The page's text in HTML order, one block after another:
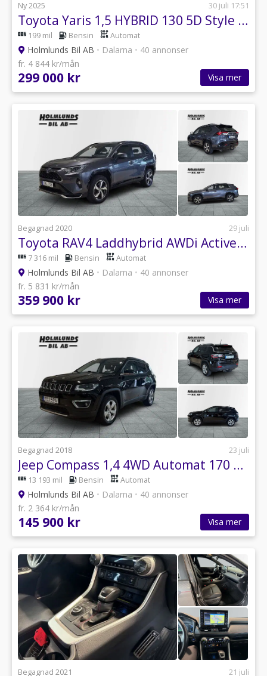
Ny 2025 30 juli 17:51
Toyota Yaris 1,5 HYBRID 130 5D Style Bi-tone
199 mil Bensin Automat
Holmlunds Bil AB • Dalarna • 40 annonser
fr. 4 844 kr/mån
299 000 kr Visa mer
Begagnad 2020 29 juli
Toyota RAV4 Laddhybrid AWDi Active Drag V-hjul
7 316 mil Bensin Automat
Holmlunds Bil AB • Dalarna • 40 annonser
fr. 5 831 kr/mån
359 900 kr Visa mer
Begagnad 2018 23 juli
Jeep Compass 1,4 4WD Automat 170 hk V-hjul
13 193 mil Bensin Automat
Holmlunds Bil AB • Dalarna • 40 annonser
fr. 2 364 kr/mån
145 900 kr Visa mer
Begagnad 2021 21 juli